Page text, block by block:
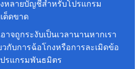
หลายบัญชีสำหรับโปรแกรม
ด็ดขาด
จถูกระงับเป็นเวลานานหากเรา
วกับการฉ้อโกงหรือการละเมิดข้อ
รแกรมพันธมิตร